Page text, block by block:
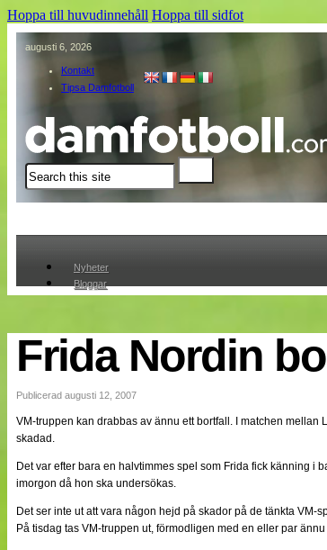
Hoppa till huvudinnehåll Hoppa till sidfot
augusti 6, 2026
Kontakt
Tipsa Damfotboll
Sök
Nyheter
Bloggar
Cuper
Medlemmar
Medlemsbilder
Om oss
Nyheter
Bloggar
Lagen
Webb-TV
Frida Nordin
Publicerad augusti 12, 2007
VM-truppen kan drabbas av ännu ett bortfall. I matchen mellan
skadad.
Det var efter bara en halvtimmes spel som Frida fick känning i
imorgon då hon ska undersökas.
Det ser inte ut att vara någon hejd på skador på de tänkta VM-
På tisdag tas VM-truppen ut, förmodligen med en eller par